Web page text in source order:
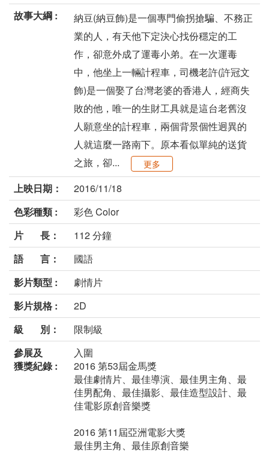
故事大綱 :
納豆(納豆飾)是一個專門偷拐搶騙、不務正
業的人，有天他下定決心找份穩定的工
作，卻意外成了運毒小弟。在一次運毒
中，他坐上一輛計程車，司機老許(許冠文
飾)是一個娶了台灣老婆的香港人，經商失
敗的他，唯一的生財工具就是這台老舊沒
人願意坐的計程車，兩個背景個性迥異的
人就這麼一路南下。原本看似單純的送貨
之旅，卻...
更多
上映日期：
2016/11/18
色彩種類 :
彩色 Color
片 長：
112 分鐘
語 言：
國語
影片類型 :
劇情片
影片規格 :
2D
級 別：
限制級
參展及
獲獎紀錄 :
入圍
2016 第53屆金馬獎
最佳劇情片、最佳導演、最佳男主角、最
佳男配角、最佳攝影、最佳造型設計、最
佳電影原創音樂獎
2016 第11屆亞洲電影大獎
最佳男主角、最佳原創音樂